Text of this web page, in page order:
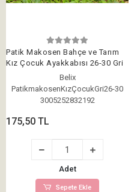
Patik Makosen Bahçe ve Tarım
Kız Çocuk Ayakkabısı 26-30 Gri
Belix
PatikmakosenKızÇocukGri26-30
3005252832192
175,50 TL
Adet
Sepete Ekle